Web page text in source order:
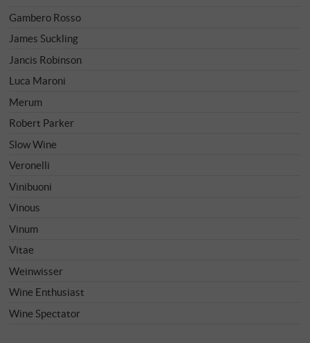
Gambero Rosso
James Suckling
Jancis Robinson
Luca Maroni
Merum
Robert Parker
Slow Wine
Veronelli
Vinibuoni
Vinous
Vinum
Vitae
Weinwisser
Wine Enthusiast
Wine Spectator